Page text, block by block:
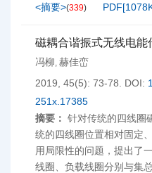
<摘要>(339) PDF[
磁耦合谐振式无线电能
冯柳, 赫佳峦
2019, 45(5): 73-78.
DOI:
251x.17385
摘要： 针对传统的四线圈
统的四线圈位置相对固定
用局限性的问题，提出了
线圈、负载线圈分别与集